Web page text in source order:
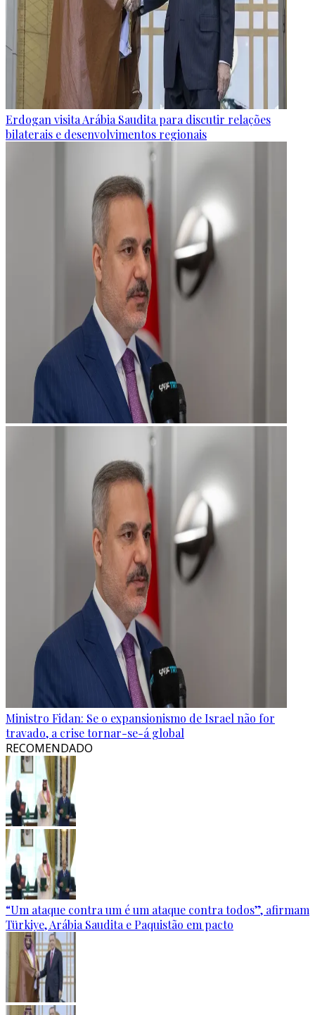
Erdogan visita Arábia Saudita para discutir relações
bilaterais e desenvolvimentos regionais
Ministro Fidan: Se o expansionismo de Israel não for
travado, a crise tornar-se-á global
RECOMENDADO
“Um ataque contra um é um ataque contra todos”, afirmam
Türkiye, Arábia Saudita e Paquistão em pacto